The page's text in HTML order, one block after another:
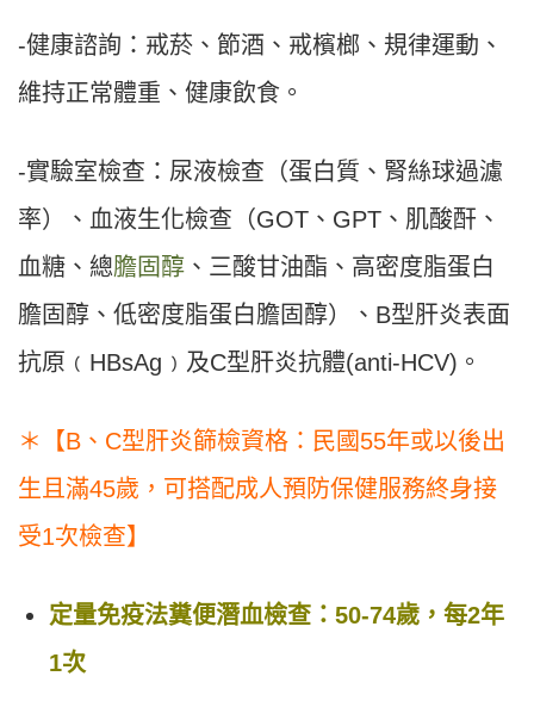
-健康諮詢：戒菸、節酒、戒檳榔、規律運動、
維持正常體重、健康飲食。
-實驗室檢查：尿液檢查（蛋白質、腎絲球過濾
率）、血液生化檢查（GOT、GPT、肌酸酐、
血糖、總膽固醇 、三酸甘油酯、高密度脂蛋白
膽固醇、低密度脂蛋白膽固醇）、B型肝炎表面
抗原﹙HBsAg﹚及C型肝炎抗體(anti-HCV)。
＊【B、C型肝炎篩檢資格：民國55年或以後出
生且滿45歲，可搭配成人預防保健服務終身接
受1次檢查】
定量免疫法糞便潛血檢查：50-74歲，每2年
1次